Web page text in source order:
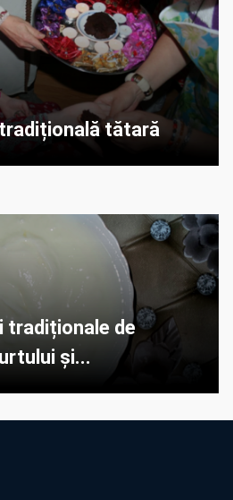
tătară
tradiționale de
și...